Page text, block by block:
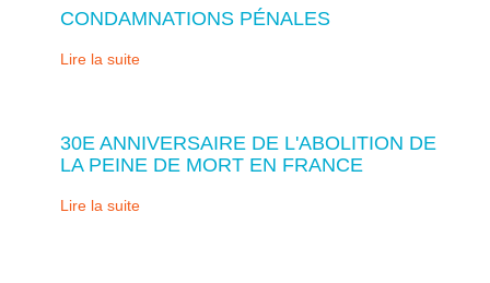
CONDAMNATIONS PÉNALES
Lire la suite
30E ANNIVERSAIRE DE L'ABOLITION DE
LA PEINE DE MORT EN FRANCE
Lire la suite